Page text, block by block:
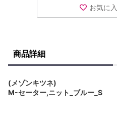
お気に
商品詳細
(メゾンキツネ)
M-セーター,ニット_ブルー_S